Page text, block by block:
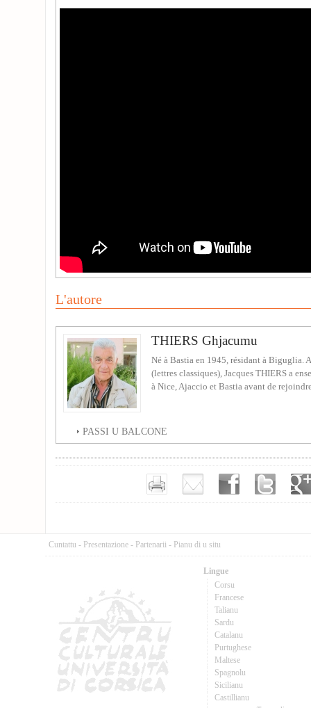
L'autore
THIERS Ghjacumu
Né à Bastia en 1945, résidant à Biguglia.
(lettres classiques), Jacques THIERS a
à Nice, Ajaccio et Bastia avant de
PASSI U BALCONE
Cuntattu - Presentazione - Partenarii - Pianu di u situ
Lingue
Corsu
Francese
Talianu
Sardu
Catalanu
Purtughese
Maltese
Spagnolu
Sicilianu
Castillianu